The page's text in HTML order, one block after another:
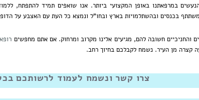
במרפאתנו באופן המקצועי ביותר. אנו שואפים תמיד להתפתח,
בכנסים ובהשתלמויות בארץ ובחו"ל ונמצא כל העת עם האצבע על
והחניכיים חשובה להם, מגיעים אלינו מקרוב ומרחוק. אם אתם מחפשים
קצרה מן העיר. נשמח לקבלכם בחיוך רחב.
צרו קשר ונשמח לעמוד לרשותכם